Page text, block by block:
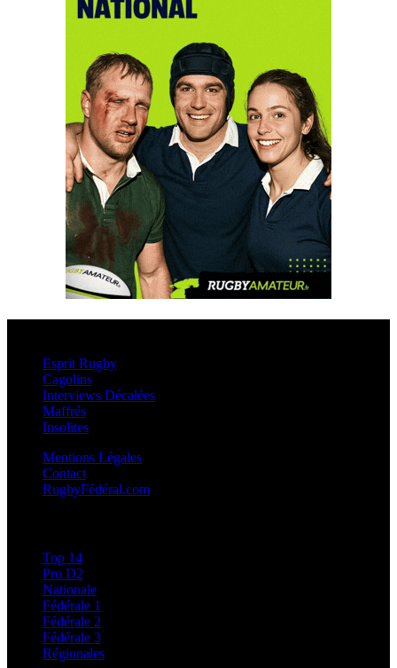
Esprit Rugby
Cagolins
Interviews Décalées
Maffrés
Insolites
Mentions Légales
Contact
RugbyFédéral.com
Top 14
Pro D2
Nationale
Fédérale 1
Fédérale 2
Fédérale 3
Régionales